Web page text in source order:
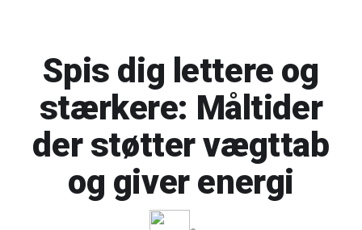
Spis dig lettere og
stærkere: Måltider
der støtter vægttab
og giver energi